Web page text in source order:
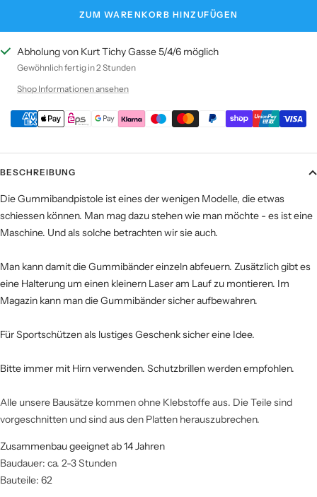
ZUM WARENKORB HINZUFÜGEN
Abholung von Kurt Tichy Gasse 5/4/6 möglich
Gewöhnlich fertig in 2 Stunden
Shop Informationen ansehen
BESCHREIBUNG
Die Gummibandpistole ist eines der wenigen Modelle, die etwas
schiessen können. Man mag dazu stehen wie man möchte - es ist eine
Maschine. Und als solche betrachten wir sie auch.
Man kann damit die Gummibänder einzeln abfeuern. Zusätzlich gibt es
eine Halterung um einen kleinern Laser am Lauf zu montieren. Im
Magazin kann man die Gummibänder sicher aufbewahren.
Für Sportschützen als lustiges Geschenk sicher eine Idee.
Bitte immer mit Hirn verwenden. Schutzbrillen werden empfohlen.
Alle unsere Bausätze kommen ohne Klebstoffe aus. Die Teile sind
vorgeschnitten und sind aus den Platten herauszubrechen.
Zusammenbau geeignet ab 14 Jahren
Baudauer: ca. 2-3 Stunden
Bauteile: 62